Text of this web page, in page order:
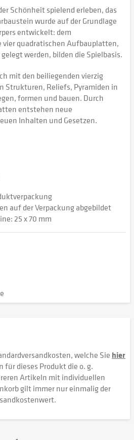
Schönheit spielend erleben, das
wurde auf der Grundlage
entwickelt: dem
vier quadratischen Aufbauplatten,
werden, bilden die Spielbasis.
mit den beiliegenden vierzig
Strukturen, Reliefs, Pyramiden in
formen und bauen. Durch
entstehen neue
Inhalten und Gesetzen.
auf der Verpackung abgebildet
25 x 70 mm
welche Sie hier
dieses Produkt die o. g.
Artikeln mit individuellen
gilt immer nur einmalig der